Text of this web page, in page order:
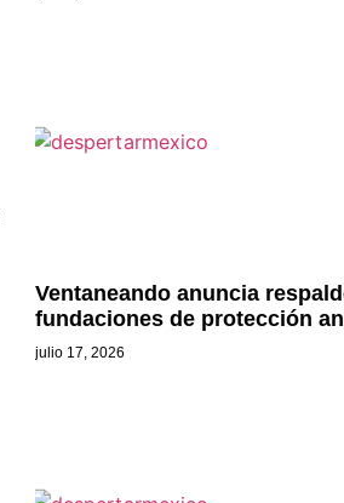
Ventaneando anuncia
fundaciones de protección
julio 17, 2026